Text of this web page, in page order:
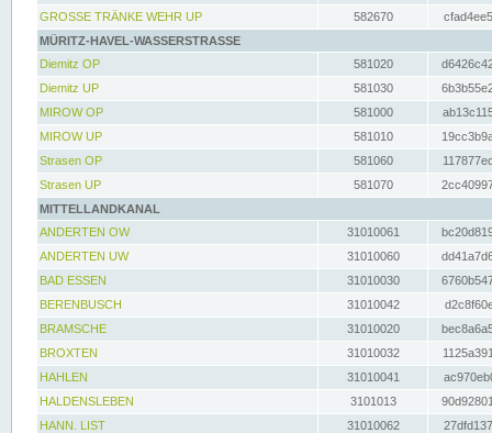
GROSSE TRÄNKE WEHR UP
582670
MÜRITZ-HAVEL-WASSERSTRASSE
Diemitz OP
581020
Diemitz UP
581030
MIROW OP
581000
MIROW UP
581010
Strasen OP
581060
Strasen UP
581070
MITTELLANDKANAL
ANDERTEN OW
31010061
ANDERTEN UW
31010060
BAD ESSEN
31010030
BERENBUSCH
31010042
BRAMSCHE
31010020
BROXTEN
31010032
HAHLEN
31010041
HALDENSLEBEN
3101013
HANN. LIST
31010062